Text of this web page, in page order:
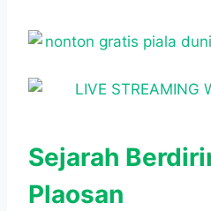
Sejarah
Plaosan